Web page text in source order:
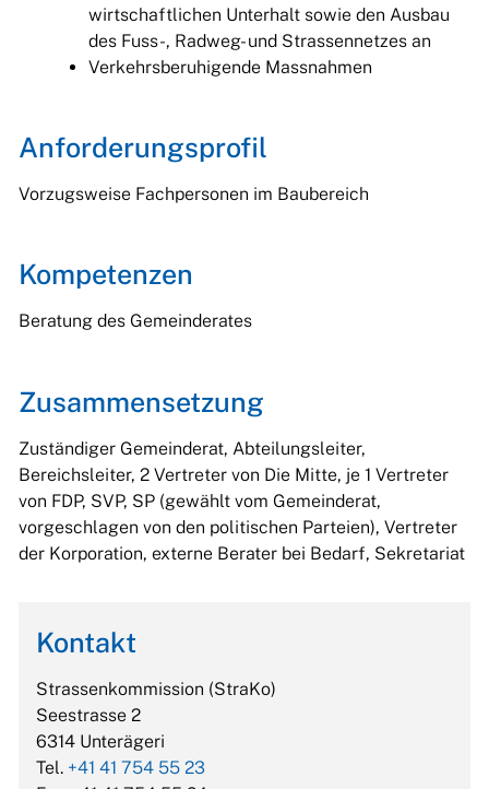
wirtschaftlichen Unterhalt sowie den Ausbau
des Fuss-, Radweg- und Strassennetzes an
Verkehrsberuhigende Massnahmen
Anforderungsprofil
Vorzugsweise Fachpersonen im Baubereich
Kompetenzen
Beratung des Gemeinderates
Zusammensetzung
Zuständiger Gemeinderat, Abteilungsleiter,
Bereichsleiter, 2 Vertreter von Die Mitte, je 1 Vertreter
von FDP, SVP, SP (gewählt vom Gemeinderat,
vorgeschlagen von den politischen Parteien), Vertreter
der Korporation, externe Berater bei Bedarf, Sekretariat
Kontakt
Strassenkommission (StraKo)
Seestrasse 2
6314 Unterägeri
Tel. +41 41 754 55 23